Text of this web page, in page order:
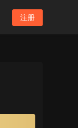
注册